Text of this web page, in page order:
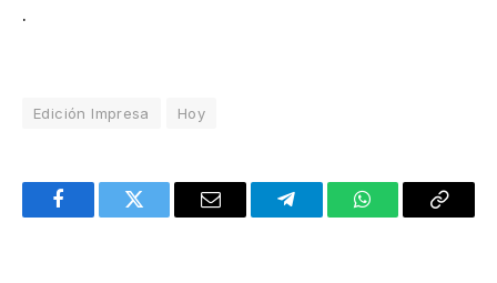
.
Edición Impresa Hoy
FacebookTwitter Email TelegramWhatsAppCopy